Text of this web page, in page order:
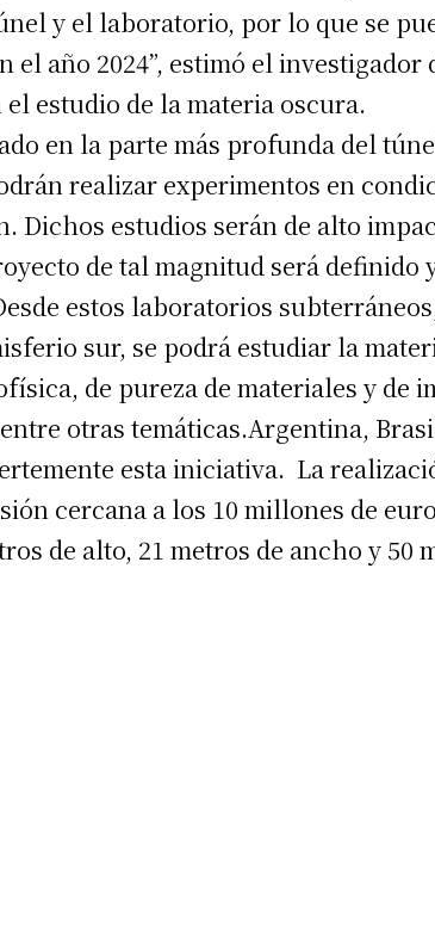
y el laboratorio, por lo que se
año 2024”, estimó el investigador
estudio de la materia oscura.
en la parte más profunda del
realizar experimentos en
Dichos estudios serán de alto
de tal magnitud será definido
estos laboratorios
sur, se podrá estudiar la
de pureza de materiales y de
otras temáticas.Argentina,
esta iniciativa. La
cercana a los 10 millones de
de alto, 21 metros de ancho y 50